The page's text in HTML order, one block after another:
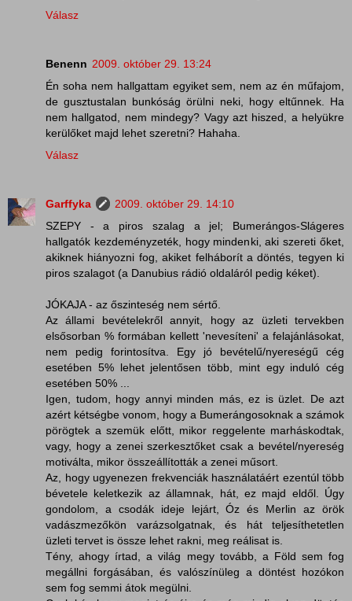
Válasz
Benenn 2009. október 29. 13:24
Én soha nem hallgattam egyiket sem, nem az én műfajom,
de gusztustalan bunkóság örülni neki, hogy eltűnnek. Ha
nem hallgatod, nem mindegy? Vagy azt hiszed, a helyükre
kerülőket majd lehet szeretni? Hahaha.
Válasz
Garffyka
2009. október 29. 14:10
SZEPY - a piros szalag a jel; Bumerángos-Slágeres
hallgatók kezdeményzeték, hogy mindenki, aki szereti őket,
akiknek hiányozni fog, akiket felháborít a döntés, tegyen ki
piros szalagot (a Danubius rádió oldaláról pedig kéket).
JÓKAJA - az őszinteség nem sértő.
Az állami bevételekről annyit, hogy az üzleti tervekben
elsősorban % formában kellett 'nevesíteni' a felajánlásokat,
nem pedig forintosítva. Egy jó bevételű/nyereségű cég
esetében 5% lehet jelentősen több, mint egy induló cég
esetében 50% ...
Igen, tudom, hogy annyi minden más, ez is üzlet. De azt
azért kétségbe vonom, hogy a Bumerángosoknak a számok
pörögtek a szemük előtt, mikor reggelente marháskodtak,
vagy, hogy a zenei szerkesztőket csak a bevétel/nyereség
motiválta, mikor összeállították a zenei műsort.
Az, hogy ugyenezen frekvenciák használatáért ezentúl több
bévetele keletkezik az államnak, hát, ez majd eldől. Úgy
gondolom, a csodák ideje lejárt, Óz és Merlin az örök
vadászmezőkön varázsolgatnak, és hát teljesíthetetlen
üzleti tervet is össze lehet rakni, meg reálisat is.
Tény, ahogy írtad, a világ megy tovább, a Föld sem fog
megállni forgásában, és valószínüleg a döntést hozókon
sem fog semmi átok megülni.